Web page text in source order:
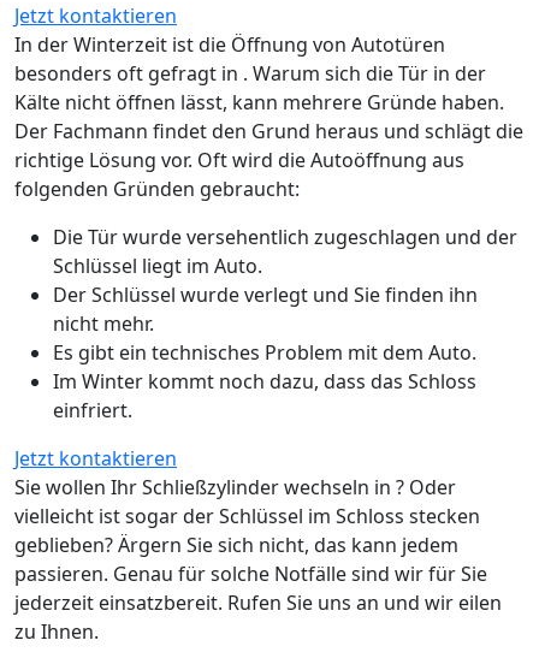
Jetzt kontaktieren
In der Winterzeit ist die Öffnung von Autotüren
besonders oft gefragt in . Warum sich die Tür in der
Kälte nicht öffnen lässt, kann mehrere Gründe haben.
Der Fachmann findet den Grund heraus und schlägt die
richtige Lösung vor. Oft wird die Autoöffnung aus
folgenden Gründen gebraucht:
Die Tür wurde versehentlich zugeschlagen und der
Schlüssel liegt im Auto.
Der Schlüssel wurde verlegt und Sie finden ihn
nicht mehr.
Es gibt ein technisches Problem mit dem Auto.
Im Winter kommt noch dazu, dass das Schloss
einfriert.
Jetzt kontaktieren
Sie wollen Ihr Schließzylinder wechseln in ? Oder
vielleicht ist sogar der Schlüssel im Schloss stecken
geblieben? Ärgern Sie sich nicht, das kann jedem
passieren. Genau für solche Notfälle sind wir für Sie
jederzeit einsatzbereit. Rufen Sie uns an und wir eilen
zu Ihnen.